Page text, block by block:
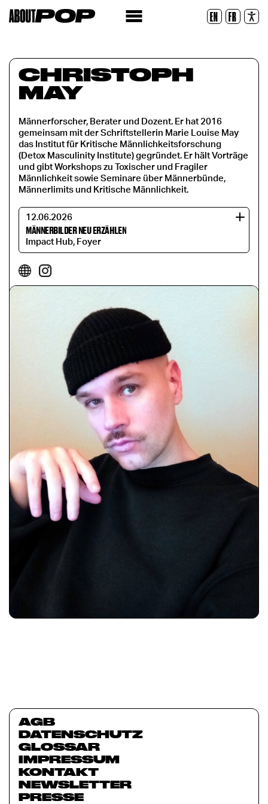
EN FR
Zurücksetzen
CHRISTOPH
MAY
Männerforscher, Berater und Dozent. Er hat 2016
gemeinsam mit der Schriftstellerin Marie Louise May
das Institut für Kritische Männlichkeitsforschung
(Detox Masculinity Institute) gegründet. Er hält Vorträge
und gibt Workshops zu Toxischer und Fragiler
Männlichkeit sowie Seminare über Männerbünde,
Männerlimits und Kritische Männlichkeit.
12.06.2026
MÄNNERBILDER NEU ERZÄHLEN
Impact Hub, Foyer
AGB
DATENSCHUTZ
GLOSSAR
IMPRESSUM
KONTAKT
NEWSLETTER
PRESSE